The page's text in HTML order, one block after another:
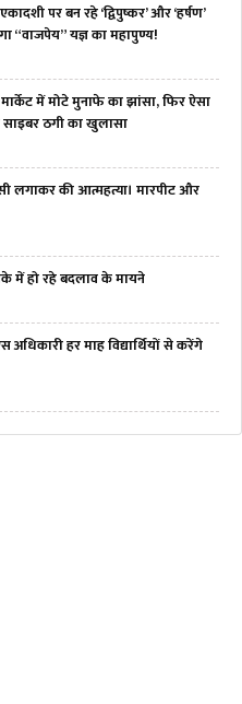
पर बन रहे ‘द्विपुष्कर’ और ‘हर्षण’
यज्ञ का महापुण्य!
में मोटे मुनाफे का झांसा, फिर ऐसा
ठगी का खुलासा
लगाकर की आत्महत्या। मारपीट और
में हो रहे बदलाव के मायने
हर माह विद्यार्थियों से करेंगे